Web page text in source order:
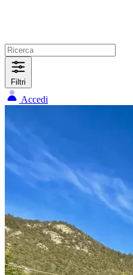
Filtri
Accedi